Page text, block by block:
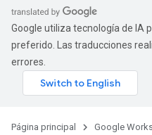
Google utiliza tecnología de IA
preferido. Las traducciones
errores.
Página principal Google